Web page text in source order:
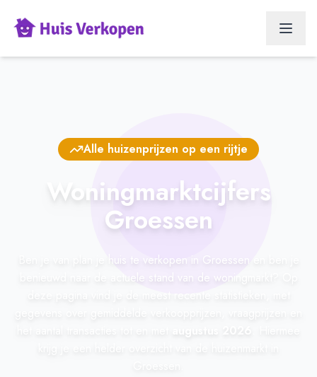
Alle huizenprijzen op een rijtje
Woningmarktcijfers
Groessen
Ben je van plan je huis te verkopen in Groessen en ben je
benieuwd naar de actuele stand van de woningmarkt? Op